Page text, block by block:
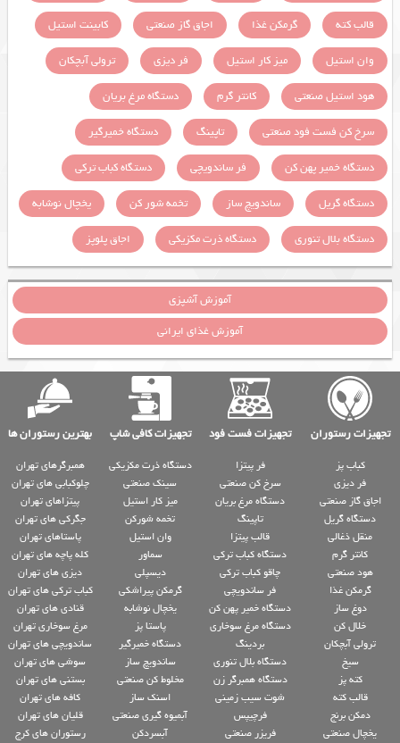
قالب کته
گرمکن غذا اجاق گاز صنعتی
کابینت استیل
وان استیل
میز کار استیل فر دیزی
ترولی آبچکان
هود استیل صنعتی
کانتر گرم
دستگاه مرغ بریان
سرخ کن فست فود صنعتی
تاپینگ
دستگاه خمیرگیر
دستگاه خمیر پهن کن
فر ساندویچی
دستگاه کباب ترکی
دستگاه گریل
ساندویچ ساز تخمه شور کن
یخچال نوشابه
دستگاه بلال تنوری
دستگاه ذرت مکزیکی اجاق پلوپز
آموزش آشپزی
آموزش غذای ایرانی
تجهیزات رستوران تجهیزات فست فود تجهیزات کافی شاپ بهترین رستوران ها
کباب پز
فر دیزی
اجاق گاز صنعتی
دستگاه گریل
منقل ذغالی
کانتر گرم
هود صنعتی
گرمکن غذا
دوغ ساز
خلال کن
ترولی آبچکان
سیخ
کته پز
قالب کته
دمکن برنج
یخچال صنعتی
فر پیتزا
سرخ کن صنعتی
دستگاه مرغ بریان
تاپینگ
قالب پیتزا
دستگاه کباب ترکی
چاقو کباب ترکی
فر ساندویچی
دستگاه خمیر پهن کن
دستگاه مرغ سوخاری
بردینگ
دستگاه بلال تنوری
دستگاه همبرگر زن
شوت سیب زمینی
فرچیپس
فریزر صنعتی
دستگاه ذرت مکزیکی
سینک صنعتی
میز کار استیل
تخمه شورکن
وان استیل
سماور
دیسپلی
گرمکن پیراشکی
یخچال نوشابه
پاستا پز
دستگاه خمیرگیر
ساندویچ ساز
مخلوط کن صنعتی
اسنک ساز
آبمیوه گیری صنعتی
آبسردکن
همبرگرهای تهران
چلوکبابی های تهران
پیتزاهای تهران
جگرکی های تهران
پاستاهای تهران
کله پاچه های تهران
دیزی های تهران
کباب ترکی های تهران
قنادی های تهران
مرغ سوخاری تهران
ساندویچی های تهران
سوشی های تهران
بستنی های تهران
کافه های تهران
قلیان های تهران
رستوران های کرج